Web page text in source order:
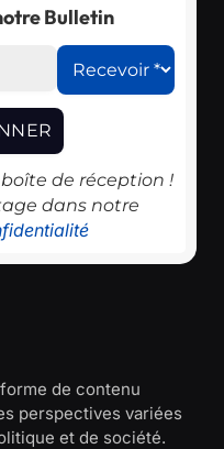
Bulletin
de réception !
dans notre
de contenu
perspectives variées
et de société.